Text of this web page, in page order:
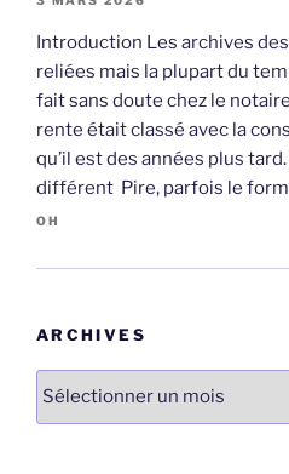
Introduction Les archives
reliées mais la plupart du
fait sans doute chez le
rente était classé avec la
qu’il est des années plus
différent Pire, parfois le
OH
ARCHIVES
Archives